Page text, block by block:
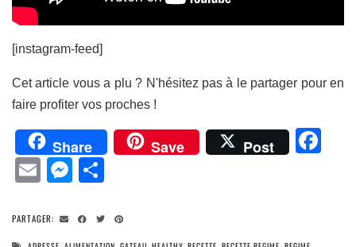
[instagram-feed]
Cet article vous a plu ? N'hésitez pas à le partager pour en
faire profiter vos proches !
Share Save Post
EmailMessenger
PARTAGER: